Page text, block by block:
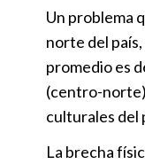
Un problema
norte del
promedio es
(centro-
culturales del
La brecha